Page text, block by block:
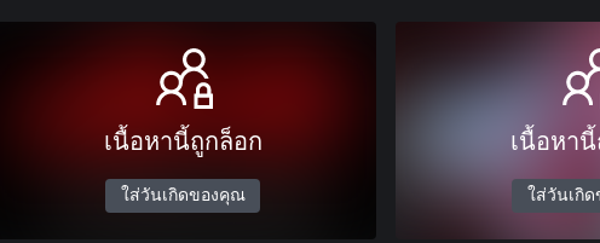
เนื้อหานี้ถูกล็อก
ใส่วันเกิดของคุณ
เนื้อหา
ใส่วันเกิ